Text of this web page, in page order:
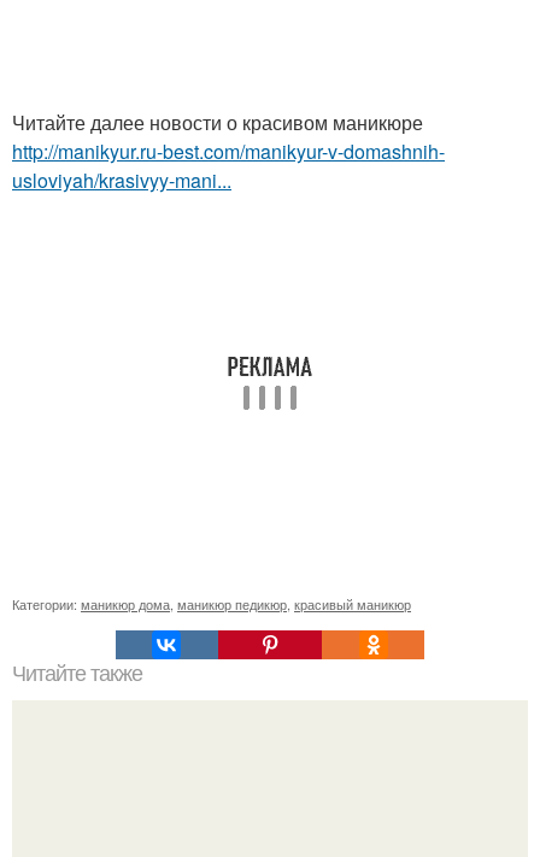
Читайте далее новости о красивом маникюре
http://manikyur.ru-best.com/manikyur-v-domashnih-
usloviyah/krasivyy-mani...
Категории: маникюр дома маникюр педикюр красивый маникюр
Читайте также